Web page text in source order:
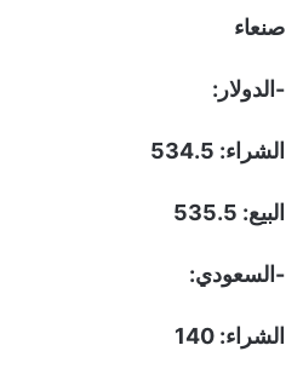
صنعاء
-الدولار:
الشراء: 534.5
البيع: 535.5
-السعودي:
الشراء: 140